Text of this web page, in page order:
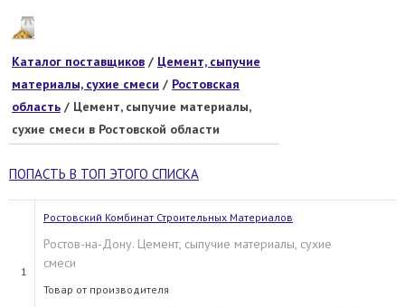
Каталог поставщиков / Цемент, сыпучие
материалы, сухие смеси / Ростовская
область / Цемент, сыпучие материалы,
сухие смеси в Ростовской области
ПОПАСТЬ В ТОП ЭТОГО СПИСКА
1
Ростовский Комбинат Строительных Материалов
Ростов-на-Дону. Цемент, сыпучие материалы, сухие
смеси
Товар от производителя